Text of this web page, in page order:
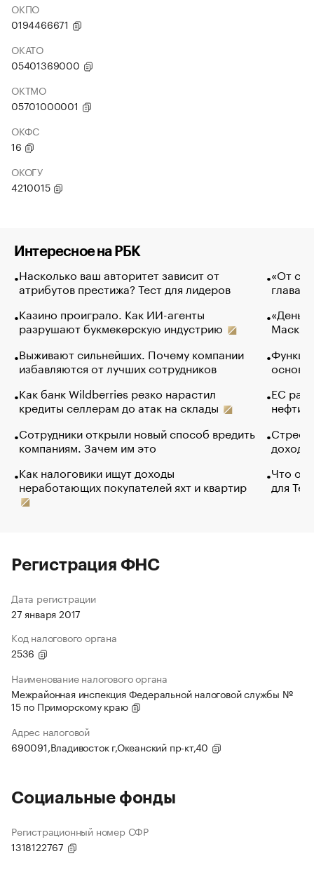
ОКПО
0194466671
ОКАТО
05401369000
ОКТМО
05701000001
ОКФС
16
ОКОГУ
4210015
Интересное на РБК
Насколько ваш авторитет зависит от
атрибутов престижа? Тест для лидеров
Казино проиграло. Как ИИ-агенты
разрушают букмекерскую индустрию
Выживают сильнейших. Почему компании
избавляются от лучших сотрудников
Как банк Wildberries резко нарастил
кредиты селлерам до атак на склады
Сотрудники открыли новый способ вредить
компаниям. Зачем им это
Как налоговики ищут доходы
неработающих покупателей яхт и квартир
«От
глава
Маск в
основ
ЕС
нефти
Что
для
Регистрация ФНС
Дата регистрации
27 января 2017
Код налогового органа
2536
Наименование налогового органа
Межрайонная инспекция Федеральной налоговой службы №
15 по Приморскому краю
Адрес налоговой
690091,Владивосток г,Океанский пр-кт,40
Социальные фонды
Регистрационный номер СФР
1318122767